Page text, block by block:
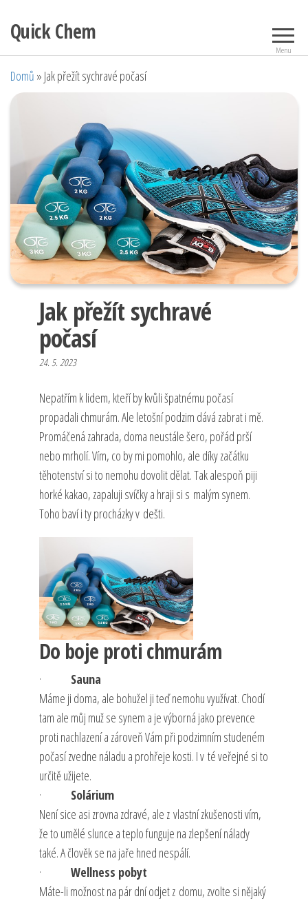
obsah
Quick Chem
Menu
Domů » Jak přežít sychravé počasí
Jak přežít sychravé
počasí
24. 5. 2023
Nepatřím k lidem, kteří by kvůli špatnému počasí
propadali chmurám. Ale letošní podzim dává zabrat i mě.
Promáčená zahrada, doma neustále šero, pořád prší
nebo mrholí. Vím, co by mi pomohlo, ale díky začátku
těhotenství si to nemohu dovolit dělat. Tak alespoň piji
horké kakao, zapaluji svíčky a hraji si s malým synem.
Toho baví i ty procházky v dešti.
Do boje proti chmurám
· Sauna
Máme ji doma, ale bohužel ji teď nemohu využívat. Chodí
tam ale můj muž se synem a je výborná jako prevence
proti nachlazení a zároveň Vám při podzimním studeném
počasí zvedne náladu a prohřeje kosti. I v té veřejné si to
určitě užijete.
· Solárium
Není sice asi zrovna zdravé, ale z vlastní zkušenosti vím,
že to umělé slunce a teplo funguje na zlepšení nálady
také. A člověk se na jaře hned nespálí.
· Wellness pobyt
Máte-li možnost na pár dní odjet z domu, zvolte si nějaký